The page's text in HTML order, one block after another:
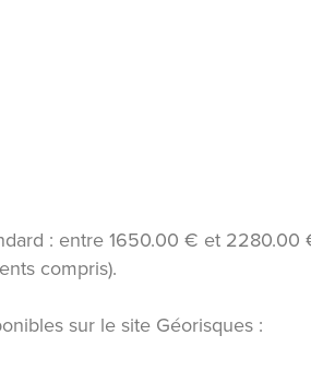
: entre 1650.00 € et 2280.00
compris).
sur le site Géorisques :